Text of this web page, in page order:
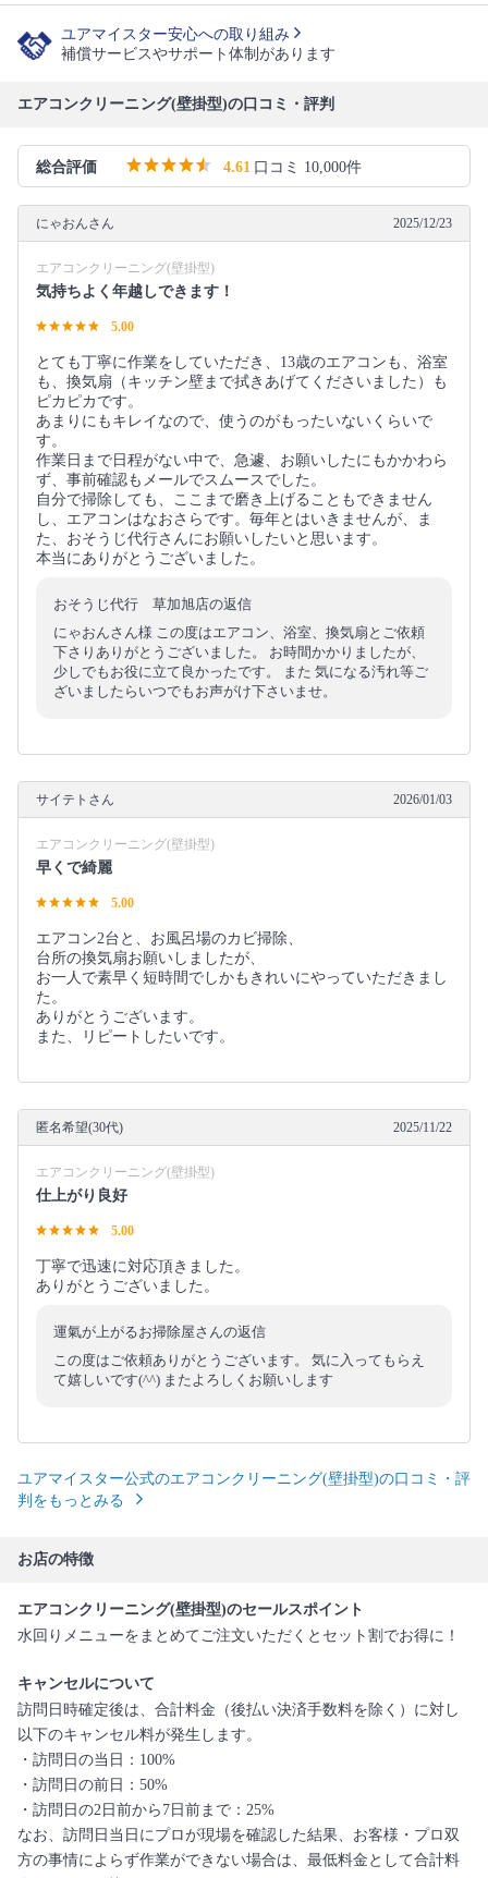
ユアマイスター安心への取り組み
補償サービスやサポート体制があります
エアコンクリーニング(壁掛型)の口コミ・評判
総合評価 4.61 口コミ 10,000件
にゃおんさん 2025/12/23
エアコンクリーニング(壁掛型)
気持ちよく年越しできます！
5.00
とても丁寧に作業をしていただき、13歳のエアコンも、浴室
も、換気扇（キッチン壁まで拭きあげてくださいました）も
ピカピカです。
あまりにもキレイなので、使うのがもったいないくらいで
す。
作業日まで日程がない中で、急遽、お願いしたにもかかわら
ず、事前確認もメールでスムースでした。
自分で掃除しても、ここまで磨き上げることもできません
し、エアコンはなおさらです。毎年とはいきませんが、ま
た、おそうじ代行さんにお願いしたいと思います。
本当にありがとうございました。
おそうじ代行 草加旭店の返信
にゃおんさん様 この度はエアコン、浴室、換気扇とご依頼
下さりありがとうございました。 お時間かかりましたが、
少しでもお役に立て良かったです。 また 気になる汚れ等ご
ざいましたらいつでもお声がけ下さいませ。
サイテトさん 2026/01/03
エアコンクリーニング(壁掛型)
早くで綺麗
5.00
エアコン2台と、お風呂場のカビ掃除、
台所の換気扇お願いしましたが、
お一人で素早く短時間でしかもきれいにやっていただきまし
た。
ありがとうございます。
また、リピートしたいです。
匿名希望(30代) 2025/11/22
エアコンクリーニング(壁掛型)
仕上がり良好
5.00
丁寧で迅速に対応頂きました。
ありがとうございました。
運氣が上がるお掃除屋さんの返信
この度はご依頼ありがとうございます。 気に入ってもらえ
て嬉しいです(^^) またよろしくお願いします
ユアマイスター公式のエアコンクリーニング(壁掛型)の口コミ・評
判をもっとみる
お店の特徴
エアコンクリーニング(壁掛型)のセールスポイント
水回りメニューをまとめてご注文いただくとセット割でお得に！
キャンセルについて
訪問日時確定後は、合計料金（後払い決済手数料を除く）に対し
以下のキャンセル料が発生します。
・訪問日の当日：100%
・訪問日の前日：50%
・訪問日の2日前から7日前まで：25%
なお、訪問日当日にプロが現場を確認した結果、お客様・プロ双
方の事情によらず作業ができない場合は、最低料金として合計料